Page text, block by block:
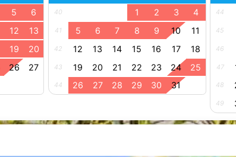
5 6
12 13
19 20
26 27
40 1 2 3 4
41 5 6 7 8 9 10 11
42 12 13 14 15 16 17 18
43 19 20 21 22 23 24 25
44 26 27 28 29 30 31
44
45
46
47
48
49